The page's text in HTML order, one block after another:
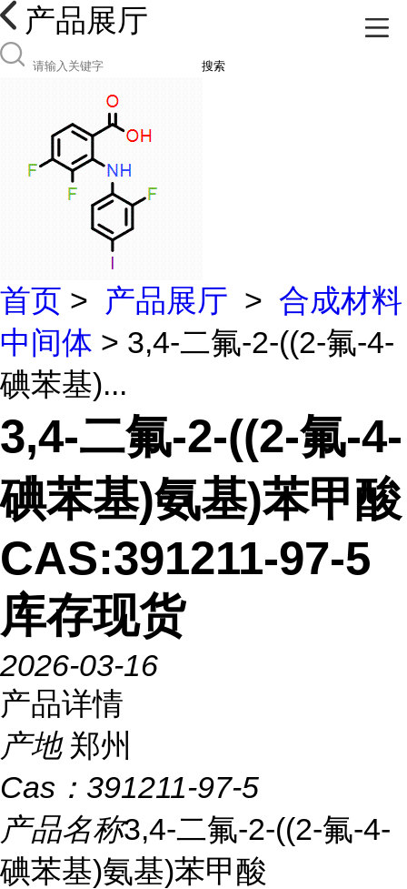
产品展厅
搜索
首页 > 产品展厅 > 合成材料
中间体 > 3,4-二氟-2-((2-氟-4-
碘苯基)...
3,4-二氟-2-((2-氟-4-
碘苯基)氨基)苯甲酸
CAS:391211-97-5
库存现货
2026-03-16
产品详情
产地 郑州
Cas： 391211-97-5
产品名称3,4-二氟-2-((2-氟-4-
碘苯基)氨基)苯甲酸